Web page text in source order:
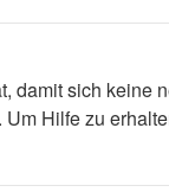
sich
Hilfe zu